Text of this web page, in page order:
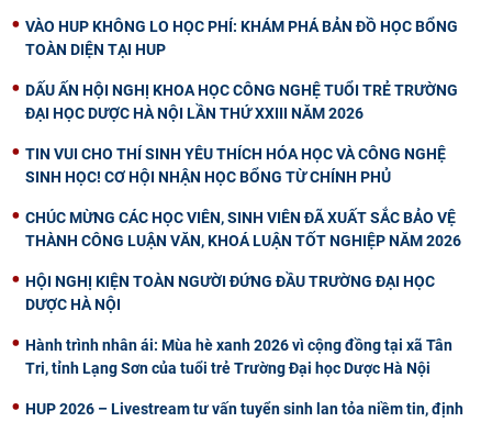
VÀO HUP KHÔNG LO HỌC PHÍ: KHÁM PHÁ BẢN ĐỒ HỌC BỔNG
TOÀN DIỆN TẠI HUP
DẤU ẤN HỘI NGHỊ KHOA HỌC CÔNG NGHỆ TUỔI TRẺ TRƯỜNG
ĐẠI HỌC DƯỢC HÀ NỘI LẦN THỨ XXIII NĂM 2026
TIN VUI CHO THÍ SINH YÊU THÍCH HÓA HỌC VÀ CÔNG NGHỆ
SINH HỌC! CƠ HỘI NHẬN HỌC BỔNG TỪ CHÍNH PHỦ
CHÚC MỪNG CÁC HỌC VIÊN, SINH VIÊN ĐÃ XUẤT SẮC BẢO VỆ
THÀNH CÔNG LUẬN VĂN, KHOÁ LUẬN TỐT NGHIỆP NĂM 2026
HỘI NGHỊ KIỆN TOÀN NGƯỜI ĐỨNG ĐẦU TRƯỜNG ĐẠI HỌC
DƯỢC HÀ NỘI
Hành trình nhân ái: Mùa hè xanh 2026 vì cộng đồng tại xã Tân
Tri, tỉnh Lạng Sơn của tuổi trẻ Trường Đại học Dược Hà Nội
HUP 2026 – Livestream tư vấn tuyển sinh lan tỏa niềm tin, định